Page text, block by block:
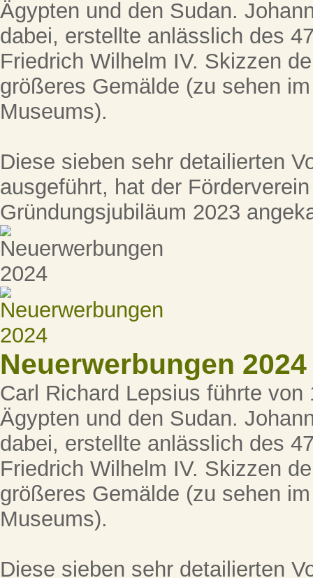
Ägypten und den Sudan.
dabei, erstellte anlässlich des
Friedrich Wilhelm IV. Skizzen
größeres Gemälde (zu sehen
Museums).
Diese sieben sehr detailierten
ausgeführt, hat der
Gründungsjubiläum 2023
Neuerwerbungen 2024
Carl Richard Lepsius führte
Ägypten und den Sudan.
dabei, erstellte anlässlich des
Friedrich Wilhelm IV. Skizzen
größeres Gemälde (zu sehen
Museums).
Diese sieben sehr detailierten